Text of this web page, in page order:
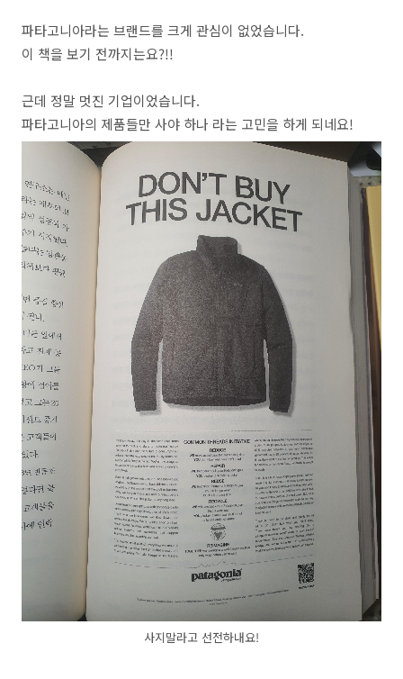
파타고니아라는 브랜드를 크게 관심이 없었습니다.
이 책을 보기 전까지는요?!!
근데 정말 멋진 기업이었습니다.
파타고니아의 제품들만 사야 하나 라는 고민을 하게 되네요!
사지말라고 선전하내요!